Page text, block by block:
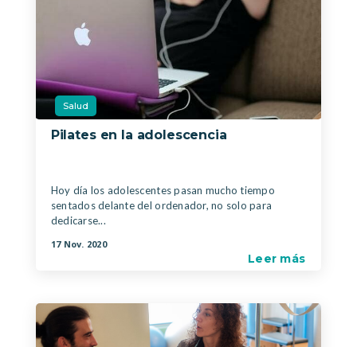
Salud
Pilates en la adolescencia
Hoy día los adolescentes pasan mucho tiempo
sentados delante del ordenador, no solo para
dedicarse...
17 Nov. 2020
Leer más